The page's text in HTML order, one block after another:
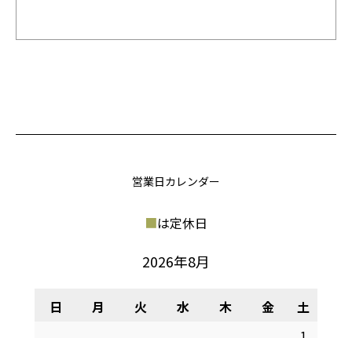
営業日カレンダー
■は定休日
2026年8月
日 月 火 水 木 金
土